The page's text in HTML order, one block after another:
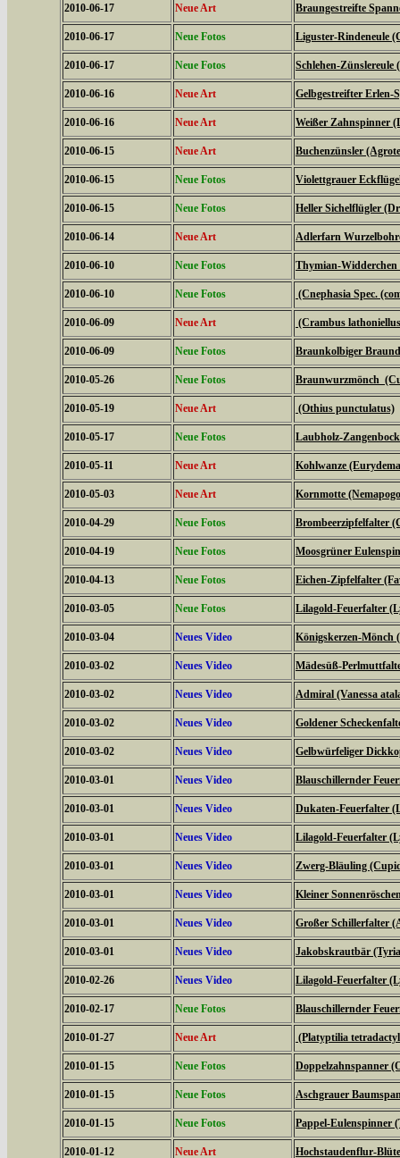
2010-06-17 Neue Art Braungestreifte
2010-06-17 Neue Fotos Liguster-Rindeneule
2010-06-17 Neue Fotos Schlehen-Zünslereule
2010-06-16 Neue Art Gelbgestreifter Erlen-
2010-06-16 Neue Art Weißer Zahnspinner
2010-06-15 Neue Art Buchenzünsler
2010-06-15 Neue Fotos Violettgrauer
2010-06-15 Neue Fotos Heller Sichelflügler
2010-06-14 Neue Art Adlerfarn
2010-06-10 Neue Fotos Thymian-
2010-06-10 Neue Fotos (Cnephasia Spec.
2010-06-09 Neue Art (Crambus
2010-06-09 Neue Fotos Braunkolbiger
2010-05-26 Neue Fotos Braunwurzmönch
2010-05-19 Neue Art (Othius punctulatus)
2010-05-17 Neue Fotos Laubholz-
2010-05-11 Neue Art Kohlwanze
2010-05-03 Neue Art Kornmotte
2010-04-29 Neue Fotos Brombeerzipfelfalter
2010-04-19 Neue Fotos Moosgrüner
2010-04-13 Neue Fotos Eichen-Zipfelfalter
2010-03-05 Neue Fotos Lilagold-Feuerfalter
2010-03-04 Neues Video Königskerzen-Mönch
2010-03-02 Neues Video Mädesüß-
2010-03-02 Neues Video Admiral (Vanessa
2010-03-02 Neues Video Goldener
2010-03-02 Neues Video Gelbwürfeliger
2010-03-01 Neues Video Blauschillernder
2010-03-01 Neues Video Dukaten-Feuerfalter
2010-03-01 Neues Video Lilagold-Feuerfalter
2010-03-01 Neues Video Zwerg-Bläuling
2010-03-01 Neues Video Kleiner
2010-03-01 Neues Video Großer Schillerfalter
2010-03-01 Neues Video Jakobskrautbär (Tyria
2010-02-26 Neues Video Lilagold-Feuerfalter
2010-02-17 Neue Fotos Blauschillernder
2010-01-27 Neue Art (Platyptilia
2010-01-15 Neue Fotos Doppelzahnspanner
2010-01-15 Neue Fotos Aschgrauer
2010-01-15 Neue Fotos Pappel-Eulenspinner
2010-01-12 Neue Art Hochstaudenflur-